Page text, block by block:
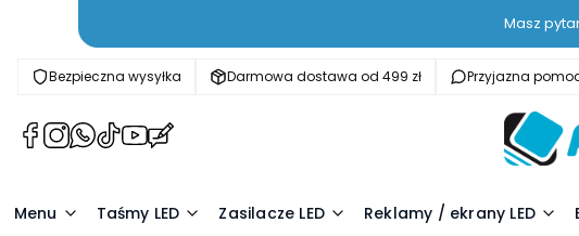
Masz
Bezpieczna wysyłka Darmowa dostawa od 499 zł Przyjazna
(Otwiera
nowej
(Otwiera
nowej
(Otwiera
nowej
(Otwiera
nowej
(Otwiera
nowej
(Otwiera
nowej
Menu Taśmy LED Zasilacze LED Reklamy / ekrany LED